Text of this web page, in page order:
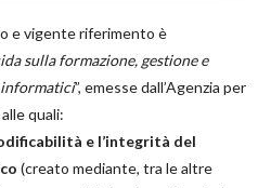
e vigente riferimento è
sulla formazione, gestione e
informatici”, emesse dall’Agenzia per
quali:
e l’integrità del
(creato mediante, tra le altre